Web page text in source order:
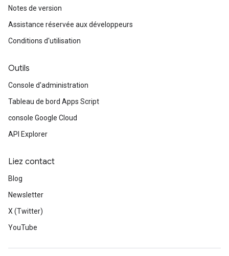
Notes de version
Assistance réservée aux développeurs
Conditions d'utilisation
Outils
Console d'administration
Tableau de bord Apps Script
console Google Cloud
API Explorer
Liez contact
Blog
Newsletter
X (Twitter)
YouTube